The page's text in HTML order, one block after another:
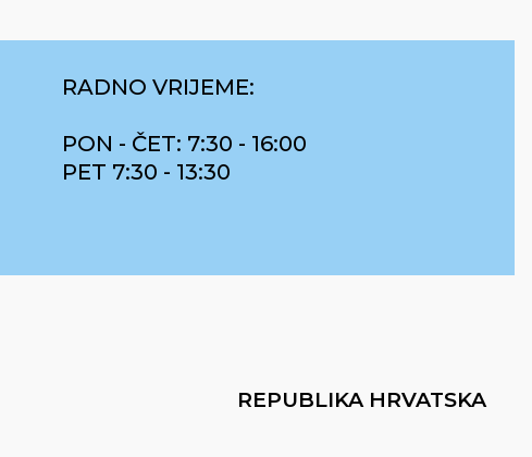
RADNO VRIJEME:
PON - ČET: 7:30 - 16:00
PET 7:30 - 13:30
REPUBLIKA HRVATSKA